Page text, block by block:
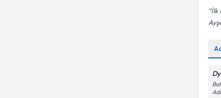
İlk